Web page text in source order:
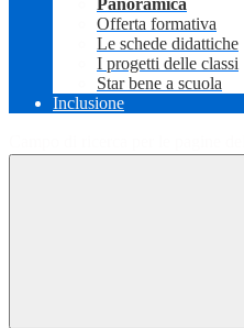
Panoramica
Offerta formativa
Le schede didattiche
I progetti delle classi
Star bene a scuola
Inclusione